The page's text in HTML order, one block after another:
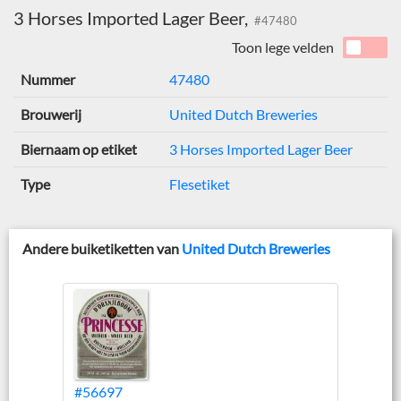
3 Horses Imported Lager Beer, #47480
Toon lege velden
Nummer
47480
Brouwerij United Dutch Breweries
Biernaam op etiket 3 Horses Imported Lager Beer
Type Flesetiket
Andere buiketiketten van United Dutch Breweries
#56697